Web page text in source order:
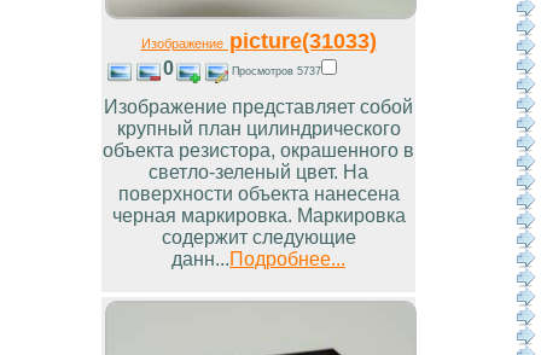
Изображениеpicture(31033)
0 Просмотров 5737
Изображение представляет собой
крупный план цилиндрического
объекта резистора, окрашенного в
светло-зеленый цвет. На
поверхности объекта нанесена
черная маркировка. Маркировка
содержит следующие
данн...Подробнее...